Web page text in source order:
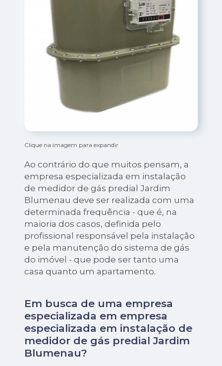
Clique na imagem para expandir
Ao contrário do que muitos pensam, a
empresa especializada em instalação
de medidor de gás predial Jardim
Blumenau deve ser realizada com uma
determinada frequência - que é, na
maioria dos casos, definida pelo
profissional responsável pela instalação
e pela manutenção do sistema de gás
do imóvel - que pode ser tanto uma
casa quanto um apartamento.
Em busca de uma empresa
especializada em empresa
especializada em instalação de
medidor de gás predial Jardim
Blumenau?